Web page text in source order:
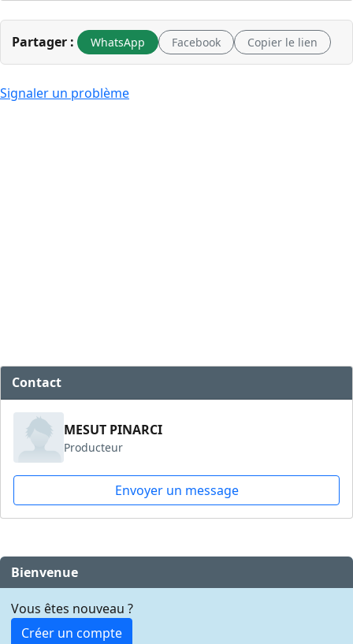
Partager : WhatsApp Facebook Copier le lien
Signaler un problème
Contact
MESUT PINARCI
Producteur
Envoyer un message
Bienvenue
Vous êtes nouveau ?
Créer un compte